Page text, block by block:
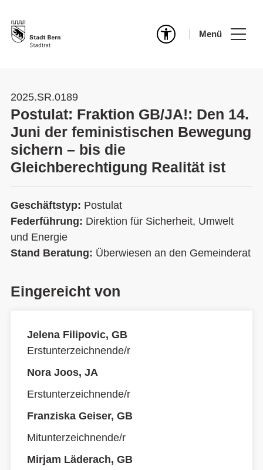
Menü
2025.SR.0189
Postulat: Fraktion GB/JA!: Den 14.
Juni der feministischen Bewegung
sichern – bis die
Gleichberechtigung Realität ist
Geschäftstyp: Postulat
Federführung: Direktion für Sicherheit, Umwelt
und Energie
Stand Beratung: Überwiesen an den Gemeinderat
Eingereicht von
Jelena Filipovic, GB
Erstunterzeichnende/r
Nora Joos, JA
Erstunterzeichnende/r
Franziska Geiser, GB
Mitunterzeichnende/r
Mirjam Läderach, GB